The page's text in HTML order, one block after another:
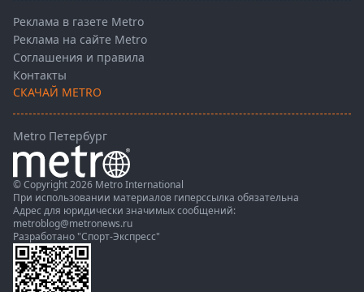
Реклама в газете Metro
Реклама на сайте Metro
Соглашения и правила
Контакты
СКАЧАЙ METRO
Metro Петербург
© Copyright 2026 Metro International
При использовании материалов гиперссылка обязательна
Адрес для юридически значимых сообщений:
metroblog@metronews.ru
Разработано "Спорт-Экспресс"